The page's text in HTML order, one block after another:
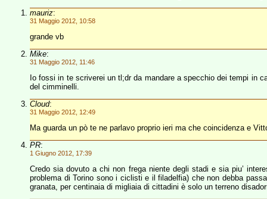
mauriz:
31 Maggio 2012, 10:58
grande vb
Mike:
31 Maggio 2012, 11:46
Io fossi in te scriverei un tl;dr da mandare a specchio dei tempi in
del cimminelli.
Cloud:
31 Maggio 2012, 12:49
Ma guarda un pò te ne parlavo proprio ieri ma che coincidenza e
PR:
1 Giugno 2012, 17:39
Credo sia dovuto a chi non frega niente degli stadi e sia piu’
problema di Torino sono i ciclisti e il filadelfia) che non debba
granata, per centinaia di migliaia di cittadini è solo un terreno